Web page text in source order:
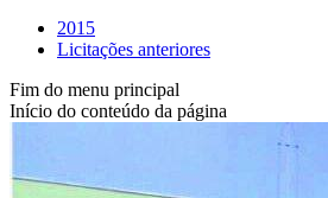
2015
Licitações anteriores
Fim do menu principal
Início do conteúdo da página